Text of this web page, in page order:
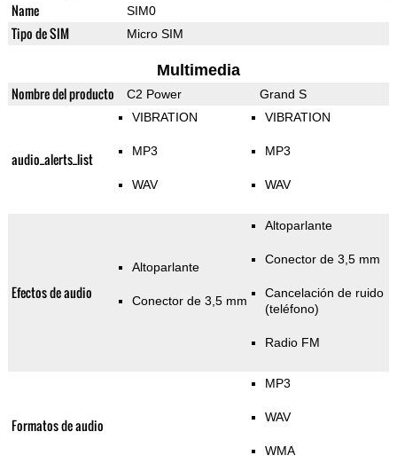
Name SIM0
Tipo de SIM Micro SIM
Multimedia
Nombre del producto C2 Power Grand S
audio_alerts_list
VIBRATION
MP3
WAV
VIBRATION
MP3
WAV
Efectos de audio
Altoparlante
Conector de 3,5 mm
Altoparlante
Conector de 3,5 mm
Cancelación de ruido
(teléfono)
Radio FM
Formatos de audio
MP3
WAV
WMA